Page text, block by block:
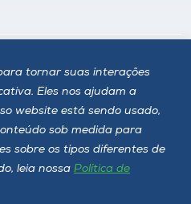
tornar suas interações
Eles nos ajudam a
website está sendo usado,
sob medida para
sobre os tipos diferentes de
leia nossa Política de